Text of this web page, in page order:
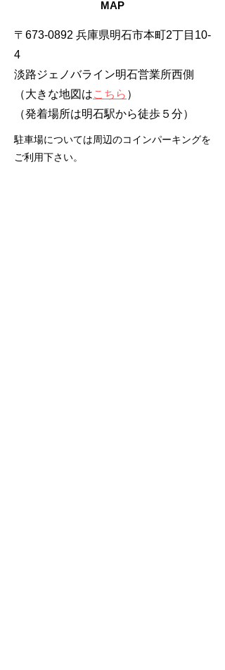
MAP
〒673-0892 兵庫県明石市本町2丁目10-
4
淡路ジェノバライン明石営業所西側
（大きな地図はこちら ）
​（発着場所は明石駅から徒歩５分）
駐車場については周辺のコインパーキングを
ご利用下さい。